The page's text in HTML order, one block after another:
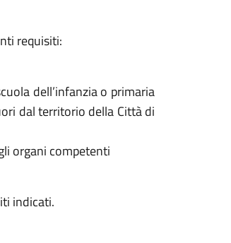
requisiti:
dell’infanzia o primaria
dal territorio della Città di
organi competenti
indicati.